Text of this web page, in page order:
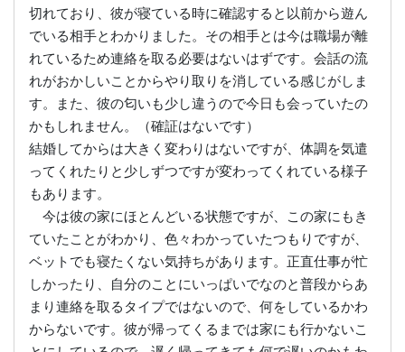
切れており、彼が寝ている時に確認すると以前から遊ん
でいる相手とわかりました。その相手とは今は職場が離
れているため連絡を取る必要はないはずです。会話の流
れがおかしいことからやり取りを消している感じがしま
す。また、彼の匂いも少し違うので今日も会っていたの
かもしれません。（確証はないです）
結婚してからは大きく変わりはないですが、体調を気遣
ってくれたりと少しずつですが変わってくれている様子
もあります。
今は彼の家にほとんどいる状態ですが、この家にもき
ていたことがわかり、色々わかっていたつもりですが、
ベットでも寝たくない気持ちがあります。正直仕事が忙
しかったり、自分のことにいっぱいでなのと普段からあ
まり連絡を取るタイプではないので、何をしているかわ
からないです。彼が帰ってくるまでは家にも行かないこ